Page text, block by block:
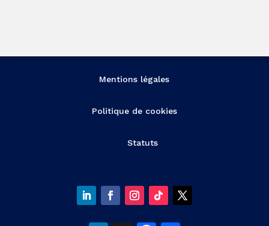
Mentions légales
Politique de cookies
Statuts